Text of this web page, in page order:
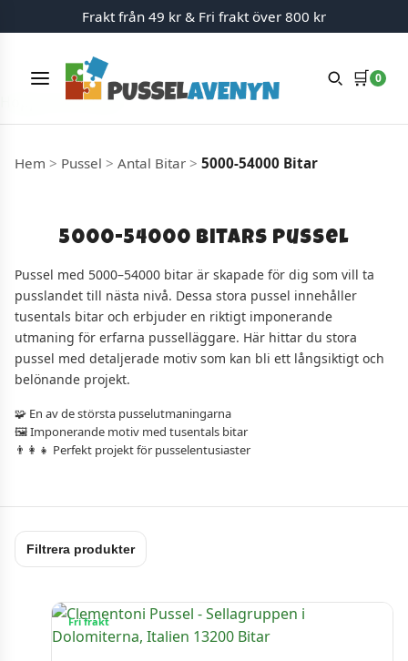
Hoppa till innehåll
Frakt från 49 kr & Fri frakt över 800 kr
Meny 🛒 0
Hem > Pussel > Antal Bitar > 5000-54000 Bitar
5000-54000 Bitars pussel
Pussel med 5000–54000 bitar är skapade för dig som vill ta
pusslandet till nästa nivå. Dessa stora pussel innehåller
tusentals bitar och erbjuder en riktigt imponerande
utmaning för erfarna pusselläggare. Här hittar du stora
pussel med detaljerade motiv som kan bli ett långsiktigt och
belönande projekt.
🧩 En av de största pusselutmaningarna
🖼 Imponerande motiv med tusentals bitar
👨‍👩‍👧 Perfekt projekt för pusselentusiaster
Filtrera produkter
Fri frakt